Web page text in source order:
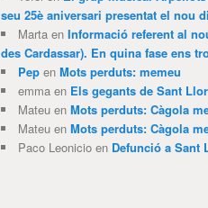
seu 25è aniversari presentat el nou
Martaen Informació referent al
des Cardassar). En quina fase ens
Pepen Mots perduts: memeu
emmaen Els gegants de Sant
Mateuen Mots perduts: Càgola
Mateuen Mots perduts: Càgola
Paco Leonicioen Defunció a Sant